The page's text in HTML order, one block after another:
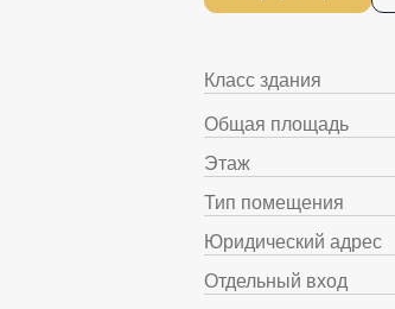
Класс здания
Общая площадь
Этаж
Тип помещения
Юридический адрес
Отдельный вход